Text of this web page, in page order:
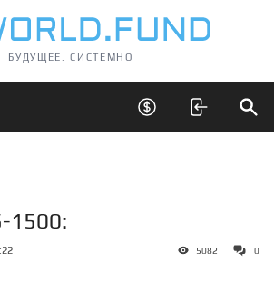
БУДУЩЕЕ. СИСТЕМНО
меню Открыть скрытые
1500:
5082 0